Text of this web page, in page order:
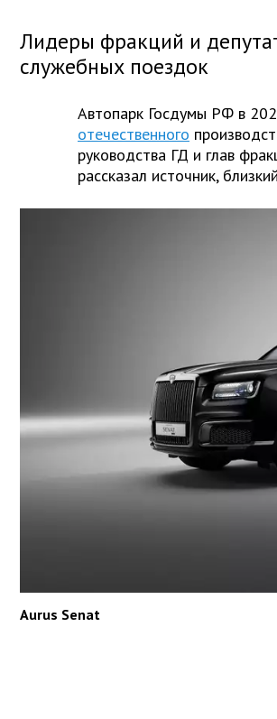
Лидеры фракций и
служебных поездок
Автопарк Госдумы РФ в
отечественного
руководства ГД и глав
рассказал источник,
Aurus Senat